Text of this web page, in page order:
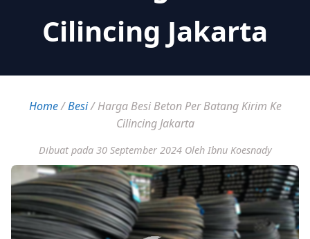
Cilincing Jakarta
Home/Besi/Harga Besi Beton Per Batang Kirim Ke
Cilincing Jakarta
Dibuat pada 30 September 2024 Oleh Ibnu Koesnady